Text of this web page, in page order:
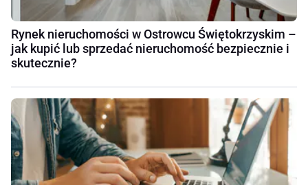
Rynek nieruchomości w Ostrowcu Świętokrzyskim –
jak kupić lub sprzedać nieruchomość bezpiecznie i
skutecznie?